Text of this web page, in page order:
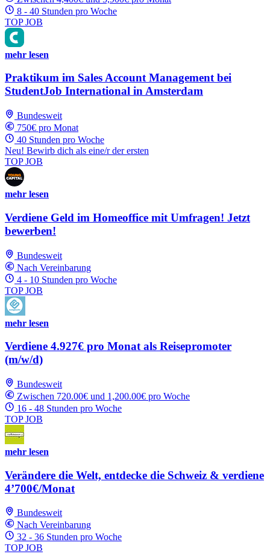
8 - 40 Stunden pro Woche
TOP JOB
mehr lesen
Praktikum im Sales Account Management bei
StudentJob International in Amsterdam
Bundesweit
750€ pro Monat
40 Stunden pro Woche
Neu! Bewirb dich als eine/r der ersten
TOP JOB
mehr lesen
Verdiene Geld im Homeoffice mit Umfragen! Jetzt
bewerben!
Bundesweit
Nach Vereinbarung
4 - 10 Stunden pro Woche
TOP JOB
mehr lesen
Verdiene 4.927€ pro Monat als Reisepromoter
(m/w/d)
Bundesweit
Zwischen 720.00€ und 1,200.00€ pro Woche
16 - 48 Stunden pro Woche
TOP JOB
mehr lesen
Verändere die Welt, entdecke die Schweiz & verdiene
4’700€/Monat
Bundesweit
Nach Vereinbarung
32 - 36 Stunden pro Woche
TOP JOB